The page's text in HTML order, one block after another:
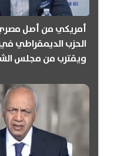
أمريكي من أصل مصري
الحزب الديمقراطي
ويقترب من مجلس